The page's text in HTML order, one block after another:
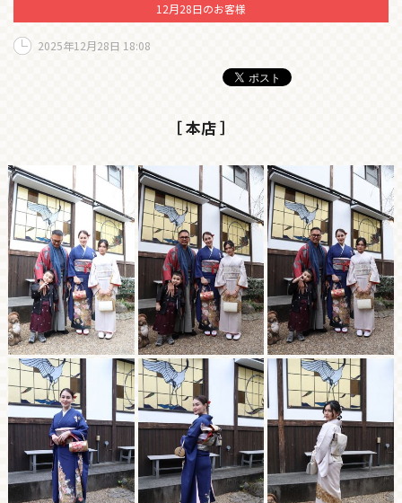
12月28日のお客様
2025年12月28日 18:08
［ 本店 ］